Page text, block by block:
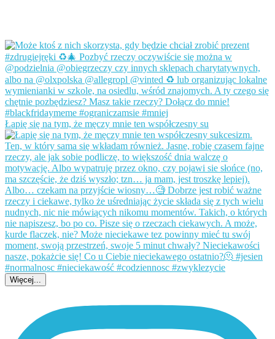
Łapię się na tym, że męczy mnie ten współczesny su
Więcej...